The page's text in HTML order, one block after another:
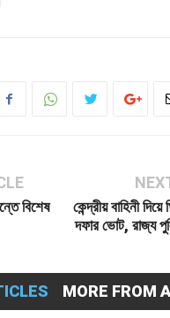
বিশেষ
কেন্দ্রীয় বাহিনী
দফার ভোট, রাজ্য
MORE FROM